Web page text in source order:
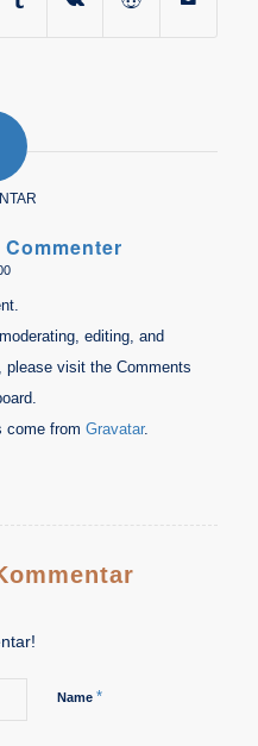
editing, and
please visit the Comments
come from Gravatar.
Name *